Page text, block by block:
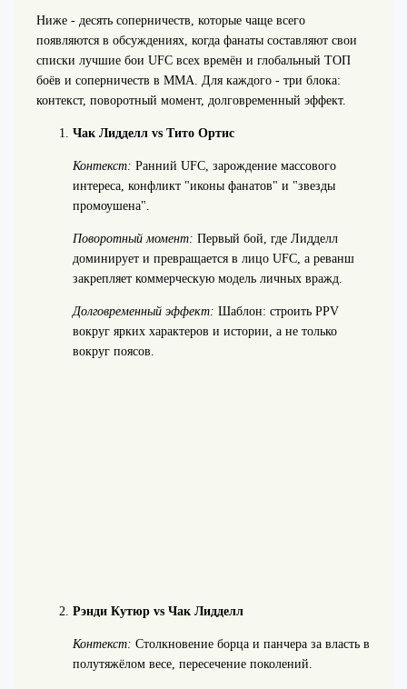
Ниже - десять соперничеств, которые чаще всего
появляются в обсуждениях, когда фанаты составляют свои
списки лучшие бои UFC всех времён и глобальный ТОП
боёв и соперничеств в ММА. Для каждого - три блока:
контекст, поворотный момент, долговременный эффект.
Чак Лидделл vs Тито Ортис
Контекст: Ранний UFC, зарождение массового
интереса, конфликт "иконы фанатов" и "звезды
промоушена".
Поворотный момент: Первый бой, где Лидделл
доминирует и превращается в лицо UFC, а реванш
закрепляет коммерческую модель личных вражд.
Долговременный эффект: Шаблон: строить PPV
вокруг ярких характеров и истории, а не только
вокруг поясов.
Рэнди Кутюр vs Чак Лидделл
Контекст: Столкновение борца и панчера за власть в
полутяжёлом весе, пересечение поколений.